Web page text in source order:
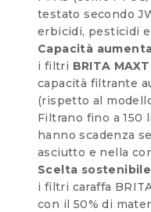
testato secondo
erbicidi, pesticidi
Capacità
i filtri BRITA
capacità filtrante
(rispetto al
Filtrano fino a 150
hanno scadenza
asciutto e nella
Scelta
i filtri caraffa
con il 50% di